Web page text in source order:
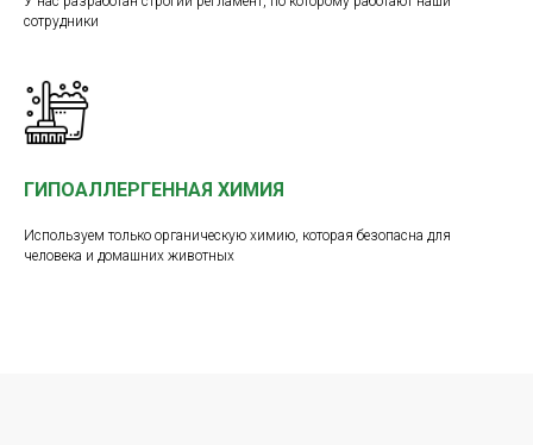
сотрудники
ГИПОАЛЛЕРГЕННАЯ ХИМИЯ
Используем только органическую химию, которая безопасна для
человека и домашних животных